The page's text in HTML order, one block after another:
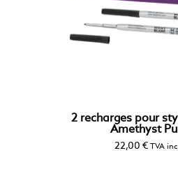
2 recharges pour
Amethyst
22,00 € TVA